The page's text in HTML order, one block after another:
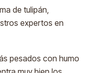
de tulipán,
expertos en
pesados con humo